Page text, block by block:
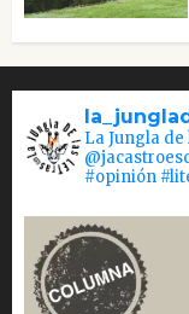
La Jungla
#opinión